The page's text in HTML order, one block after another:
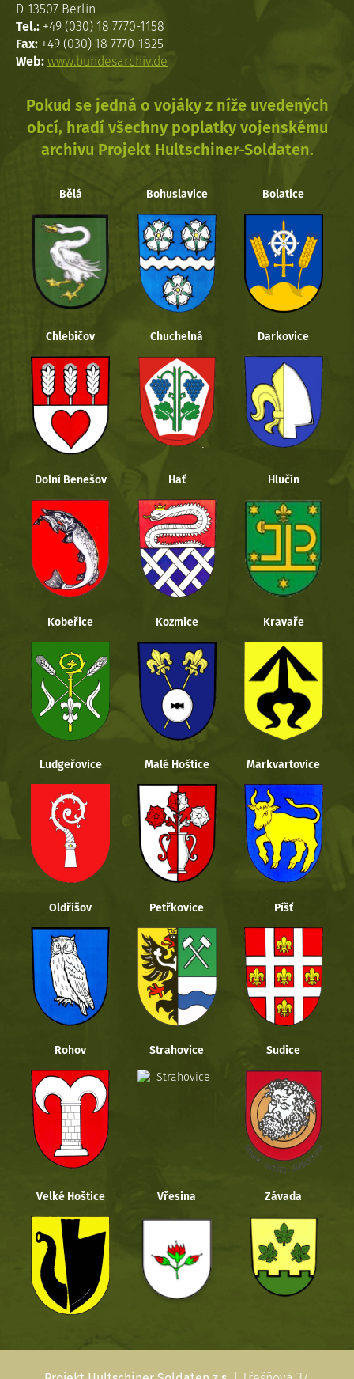
D-13507 Berlin
Tel.: +49 (030) 18 7770-1158
Fax: +49 (030) 18 7770-1825
Web: www.bundesarchiv.de
Pokud se jedná o vojáky z níže uvedených
obcí, hradí všechny poplatky vojenskému
archivu Projekt Hultschiner-Soldaten.
Bělá Bohuslavice Bolatice
Chlebičov Chuchelná Darkovice
Dolní Benešov Hať Hlučín
Kobeřice Kozmice Kravaře
Ludgeřovice Malé Hoštice Markvartovice
Oldřišov Petřkovice Píšť
Rohov Strahovice Sudice
Velké Hoštice Vřesina Závada